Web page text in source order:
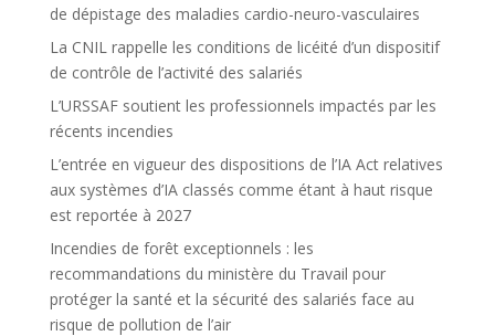
de dépistage des maladies cardio-neuro-vasculaires
La CNIL rappelle les conditions de licéité d’un dispositif
de contrôle de l’activité des salariés
L’URSSAF soutient les professionnels impactés par les
récents incendies
L’entrée en vigueur des dispositions de l’IA Act relatives
aux systèmes d’IA classés comme étant à haut risque
est reportée à 2027
Incendies de forêt exceptionnels : les
recommandations du ministère du Travail pour
protéger la santé et la sécurité des salariés face au
risque de pollution de l’air